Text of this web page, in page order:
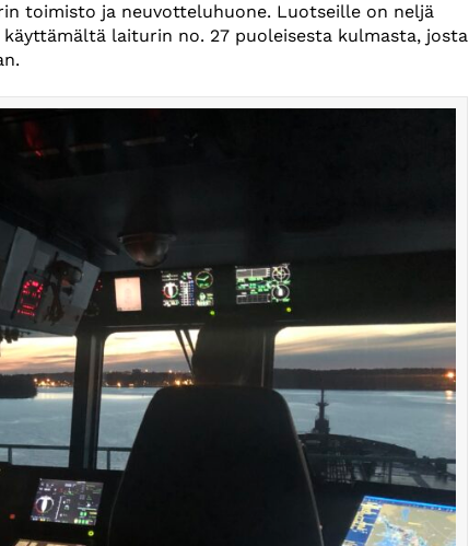
toimisto ja neuvotteluhuone. Luotseille on neljä
laiturin no. 27 puoleisesta kulmasta, josta